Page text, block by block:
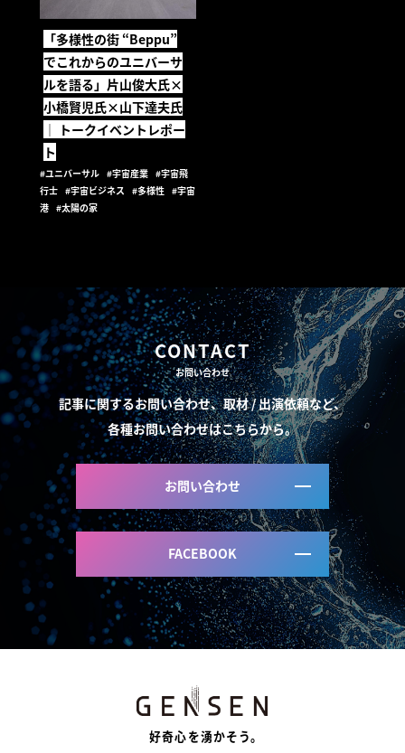
「多様性の街 “Beppu”
でこれからのユニバーサ
ルを語る」片山俊大氏×
小橋賢児氏×山下達夫氏
│ トークイベントレポー
ト
#ユニバーサル #宇宙産業 #宇宙飛
行士 #宇宙ビジネス #多様性 #宇宙
港 #太陽の家
CONTACT
お問い合わせ
記事に関するお問い合わせ、取材 / 出演依頼など、
各種お問い合わせはこちらから。
お問い合わせ
FACEBOOK
好奇心を湧かそう。